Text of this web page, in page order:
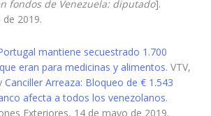
fondos de Venezuela: diputado].
2019.
mantiene secuestrado 1.700
eran para medicinas y alimentos. VTV,
Canciller Arreaza: Bloqueo de € 1.543
afecta a todos los venezolanos.
Exteriores, 14 de mayo de 2019.